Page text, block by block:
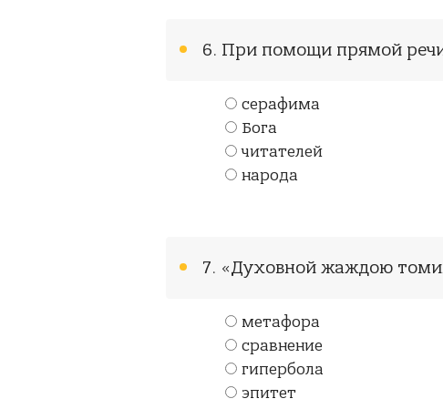
6. При помощи прямой
серафима
Бога
читателей
народа
7. «Духовной жаждою
метафора
сравнение
гипербола
эпитет